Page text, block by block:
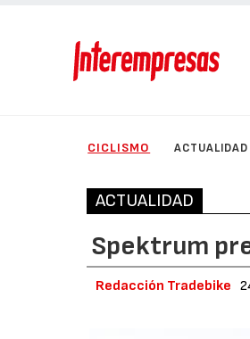
CICLISMO ACTUALIDAD
ACTUALIDAD
Spektrum
Redacción Tradebike